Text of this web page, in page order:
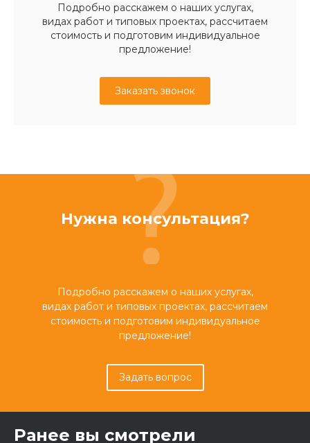
Подробно расскажем о наших услугах,
видах работ и типовых проектах, рассчитаем
стоимость и подготовим индивидуальное
предложение!
Заказать звонок
Нужна консультация?
Подробно расскажем о наших услугах,
видах работ и типовых проектах, рассчитаем
стоимость и подготовим индивидуальное
предложение!
Задать вопрос
Ранее вы смотрели